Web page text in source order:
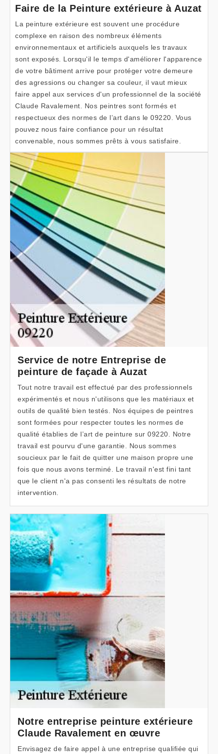
Faire de la Peinture extérieure à Auzat
La peinture extérieure est souvent une procédure
complexe en raison des nombreux éléments
environnementaux et artificiels auxquels les travaux
sont exposés. Lorsqu'il le temps d'améliorer l'apparence
de votre bâtiment arrive pour protéger votre demeure
des agressions ou changer sa couleur, il vaut mieux
faire appel aux services d'un professionnel de la société
Claude Ravalement. Nos peintres sont formés et
respectueux des normes de l’art dans le 09220. Vous
pouvez nous faire confiance pour un résultat
convenable, nous sommes prêts à vous satisfaire.
Service de notre Entreprise de
peinture de façade à Auzat
Tout notre travail est effectué par des professionnels
expérimentés et nous n'utilisons que les matériaux et
outils de qualité bien testés. Nos équipes de peintres
sont formées pour respecter toutes les normes de
qualité établies de l’art de peinture sur 09220. Notre
travail est pourvu d'une garantie. Nous sommes
soucieux par le fait de quitter une maison propre une
fois que nous avons terminé. Le travail n'est fini tant
que le client n'a pas consenti les résultats de notre
intervention.
Notre entreprise peinture extérieure
Claude Ravalement en œuvre
Envisagez de faire appel à une entreprise qualifiée qui